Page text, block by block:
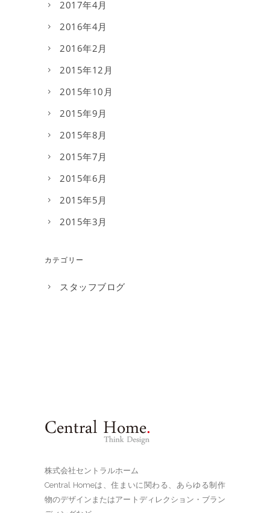
2017年4月
2016年4月
2016年2月
2015年12月
2015年10月
2015年9月
2015年8月
2015年7月
2015年6月
2015年5月
2015年3月
カテゴリー
スタッフブログ
株式会社セントラルホーム
Central Homeは、住まいに関わる、あらゆる制作
物のデザインまたはアートディレクション・ブラン